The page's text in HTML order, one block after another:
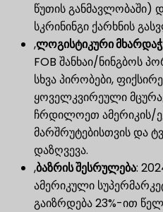
წუთის განმავლობაში)
სკრინინგი ქარხნის
,ლოგისტიკური
FOB შანხაი/ნინგბოს
სხვა პირობები,
ყოველკვირეული
ჩრდილოეთ ამერიკის/
მარშრუტებისთვის და
დაზღვევა.
,ბაზრის შესრულება​:
ამერიკული
გაიზრდება 23%-ით